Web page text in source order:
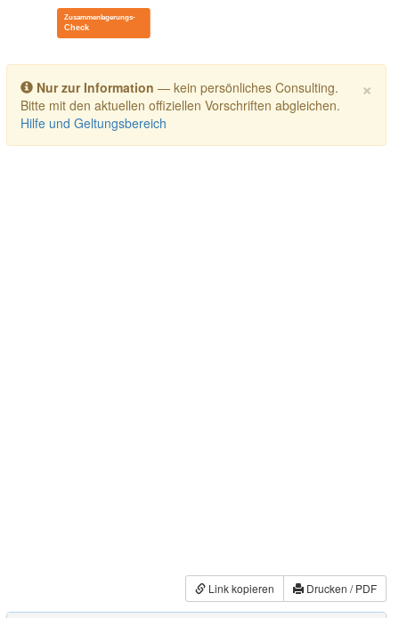
Toggle navigation
×
Nur zur Information — kein persönliches Consulting.
Bitte mit den aktuellen offiziellen Vorschriften abgleichen.
Hilfe und Geltungsbereich
Link kopieren Drucken / PDF